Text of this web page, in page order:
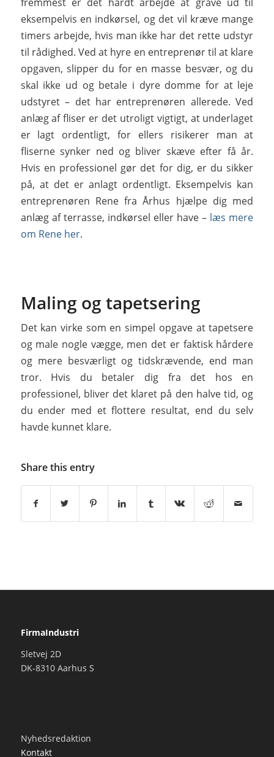
eksempelvis en indkørsel, og det vil kræve mange
timers arbejde, hvis man ikke har det rette udstyr
til rådighed. Ved at hyre en entreprenør til at klare
opgaven, slipper du for en masse besvær, og du
skal ikke ud og betale i dyre domme for at leje
udstyret – det har entreprenøren allerede. Ved
anlæg af fliser er det utroligt vigtigt, at underlaget
er lagt ordentligt, for ellers risikerer man at
fliserne synker ned og bliver skæve efter få år.
Hvis en professionel gør det for dig, er du sikker
på, at det er anlagt ordentligt. Eksempelvis kan
entreprenøren Rene fra Århus hjælpe dig med
anlæg af terrasse, indkørsel eller have – læs mere
om Rene her.
Maling og tapetsering
Det kan virke som en simpel opgave at tapetsere
og male nogle vægge, men det er faktisk hårdere
og mere besværligt og tidskrævende, end man
tror. Hvis du betaler dig fra det hos en
professionel, bliver det klaret på den halve tid, og
du ender med et flottere resultat, end du selv
havde kunnet klare.
Share this entry
FirmaIndustri
Sletvej 2D
DK-8310 Aarhus S
Nyhedsredaktion
Kontakt